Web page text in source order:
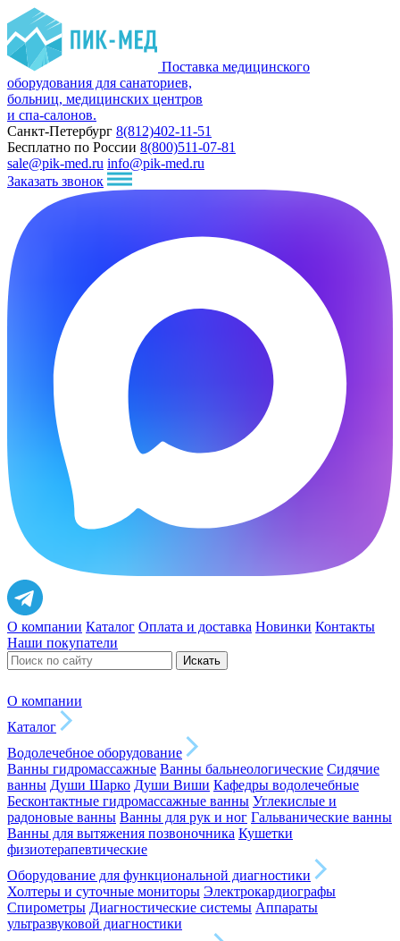
Поставка медицинского
оборудования для санаториев,
больниц, медицинских центров
и спа-салонов.
Санкт-Петербург 8(812)402-11-51
Бесплатно по России 8(800)511-07-81
sale@pik-med.ru info@pik-med.ru
Заказать звонок
О компании Каталог Оплата и доставка Новинки Контакты
Наши покупатели
Искать
О компании
Каталог
Водолечебное оборудование
Ванны гидромассажные Ванны бальнеологические Сидячие
ванны Души Шарко Души Виши Кафедры водолечебные
Бесконтактные гидромассажные ванны Углекислые и
радоновые ванны Ванны для рук и ног Гальванические ванны
Ванны для вытяжения позвоночника Кушетки
физиотерапевтические
Оборудование для функциональной диагностики
Холтеры и суточные мониторы Электрокардиографы
Спирометры Диагностические системы Аппараты
ультразвуковой диагностики